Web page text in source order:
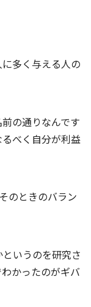
多く与える人の
の通りなんです
べく自分が利益
のときのバラン
いうのを研究さ
かったのがギバ